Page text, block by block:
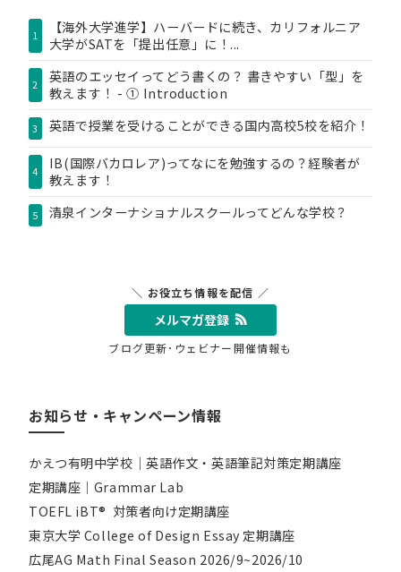
1
【海外大学進学】ハーバードに続き、カリフォルニア
大学がSATを「提出任意」に！...
2
英語のエッセイってどう書くの？ 書きやすい「型」を
教えます！ - ① Introduction
3 英語で授業を受けることができる国内高校5校を紹介！
4
IB(国際バカロレア)ってなにを勉強するの？経験者が
教えます！
5 清泉インターナショナルスクールってどんな学校？
＼ お役立ち情報を配信 ／
メルマガ登録
ブログ更新･ウェビナー開催情報も
お知らせ・キャンペーン情報
かえつ有明中学校｜英語作文・英語筆記対策定期講座
定期講座｜Grammar Lab
TOEFL iBT® 対策者向け定期講座
東京大学 College of Design Essay 定期講座
広尾AG Math Final Season 2026/9~2026/10